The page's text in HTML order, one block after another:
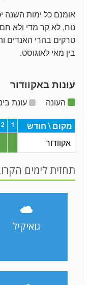
אומנם כל ימות השנה
נוח, לא קר מדי ולא
טרקים בהרי האנדים
בין מאי לאוגוסט.
עונות באקוודור
העונה עונת
מקום \ חודש
1
2
אקוודור
תחזית לימים
גואיקיל